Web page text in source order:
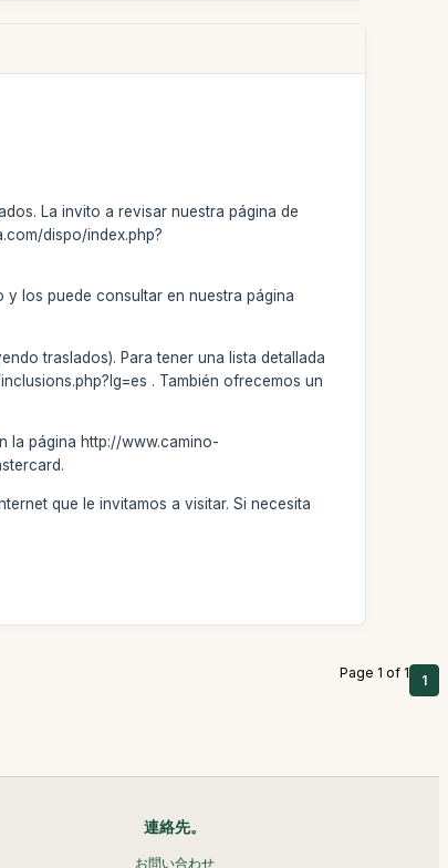
La invito a revisar nuestra página de
dispo/index.php?
los puede consultar en nuestra página
traslados). Para tener una lista detallada
. También ofrecemos un
la página http://www.camino-
que le invitamos a visitar. Si necesita
Page 1 of 1 1
連絡先。
お問い合わせ